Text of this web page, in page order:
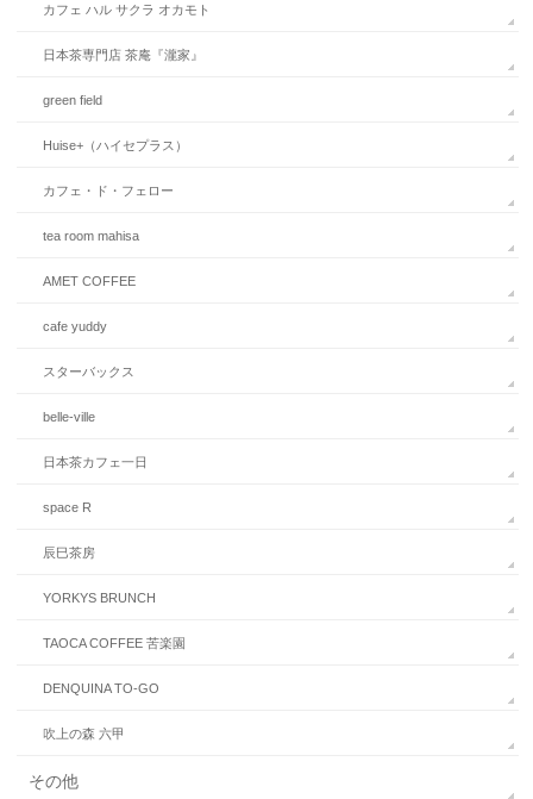
カフェ ハル サクラ オカモト
日本茶専門店 茶庵『瀧家』
green field
Huise+（ハイセプラス）
カフェ・ド・フェロー
tea room mahisa
AMET COFFEE
cafe yuddy
スターバックス
belle-ville
日本茶カフェ一日
space R
辰巳茶房
YORKYS BRUNCH
TAOCA COFFEE 苦楽園
DENQUINA TO-GO
吹上の森 六甲
その他